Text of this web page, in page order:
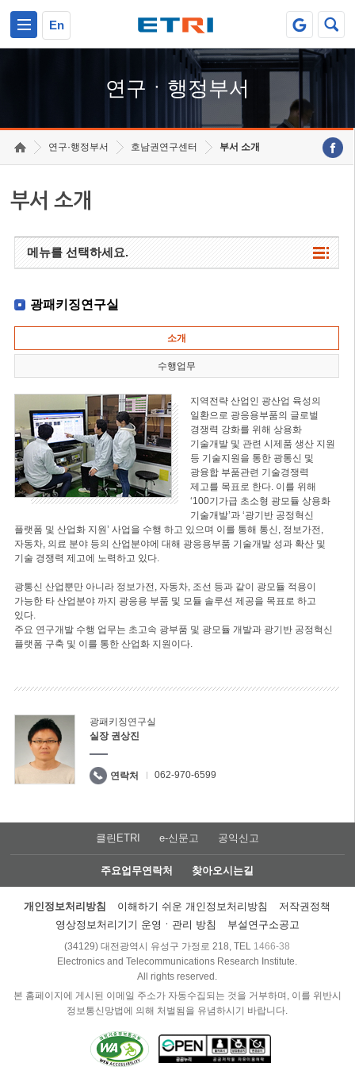
En
연구ㆍ행정부서
연구·행정부서 호남권연구센터 부서 소개
부서 소개
메뉴를 선택하세요.
광패키징연구실
소개
수행업무
지역전략 산업인 광산업 육성의
일환으로 광응용부품의 글로벌
경쟁력 강화를 위해 상용화
기술개발 및 관련 시제품 생산 지원
등 기술지원을 통한 광통신 및
광융합 부품관련 기술경쟁력
제고를 목표로 한다. 이를 위해
‘100기가급 초소형 광모듈 상용화
기술개발’과 ‘광기반 공정혁신
플랫폼 및 산업화 지원’ 사업을 수행 하고 있으며 이를 통해 통신, 정보가전,
자동차, 의료 분야 등의 산업분야에 대해 광응용부품 기술개발 성과 확산 및
기술 경쟁력 제고에 노력하고 있다.
광통신 산업뿐만 아니라 정보가전, 자동차, 조선 등과 같이 광모듈 적용이
가능한 타 산업분야 까지 광응용 부품 및 모듈 솔루션 제공을 목표로 하고
있다.
주요 연구개발 수행 업무는 초고속 광부품 및 광모듈 개발과 광기반 공정혁신
플랫폼 구축 및 이를 통한 산업화 지원이다.
광패키징연구실
실장 권상진
연락처 062-970-6599
클린ETRI e-신문고 공익신고
주요업무연락처 찾아오시는길
개인정보처리방침 이해하기 쉬운 개인정보처리방침
저작권정책
영상정보처리기기 운영ㆍ관리 방침
부설연구소공고
(34129) 대전광역시 유성구 가정로 218, TEL 1466-38
Electronics and Telecommunications Research Institute.
All rights reserved.
본 홈페이지에 게시된 이메일 주소가 자동수집되는 것을 거부하며, 이를 위반시
정보통신망법에 의해 처벌됨을 유념하시기 바랍니다.